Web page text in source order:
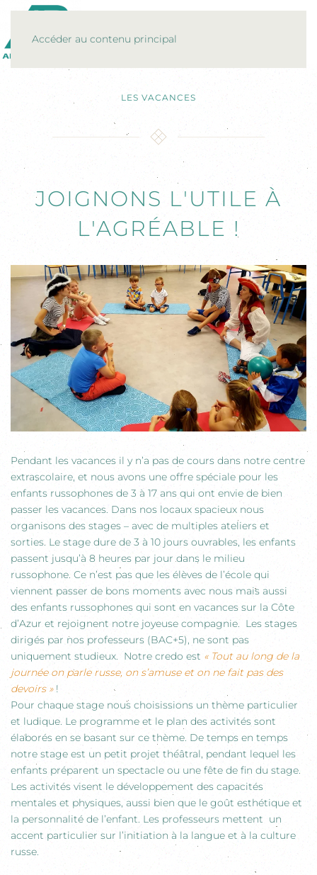
Accéder au contenu principal
LES VACANCES
JOIGNONS L'UTILE À
L'AGRÉABLE !
Pendant les vacances il y n’a pas de cours dans notre centre
extrascolaire, et nous avons une offre spéciale pour les
enfants russophones de 3 à 17 ans qui ont envie de bien
passer les vacances. Dans nos locaux spacieux nous
organisons des stages – avec de multiples ateliers et
sorties. Le stage dure de 3 à 10 jours ouvrables, les enfants
passent jusqu’à 8 heures par jour dans le milieu
russophone. Ce n’est pas que les élèves de l’école qui
viennent passer de bons moments avec nous mais aussi
des enfants russophones qui sont en vacances sur la Côte
d’Azur et rejoignent notre joyeuse compagnie. Les stages
dirigés par nos professeurs (BAC+5), ne sont pas
uniquement studieux. Notre credo est « Tout au long de la
journée on parle russe, on s’amuse et on ne fait pas des
devoirs »!
Pour chaque stage nous choisissions un thème particulier
et ludique. Le programme et le plan des activités sont
élaborés en se basant sur ce thème. De temps en temps
notre stage est un petit projet théâtral, pendant lequel les
enfants préparent un spectacle ou une fête de fin du stage.
Les activités visent le développement des capacités
mentales et physiques, aussi bien que le goût esthétique et
la personnalité de l’enfant. Les professeurs mettent un
accent particulier sur l’initiation à la langue et à la culture
russe.